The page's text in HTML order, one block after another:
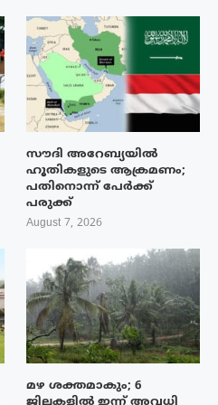
സൗദി അറേബ്യയിൽ
ഹൂതികളുടെ ആക്രമണം;
പതിനൊന്ന് പേർക്ക്
പരുക്ക്
August 7, 2026
മഴ ശക്തമാകും; 6